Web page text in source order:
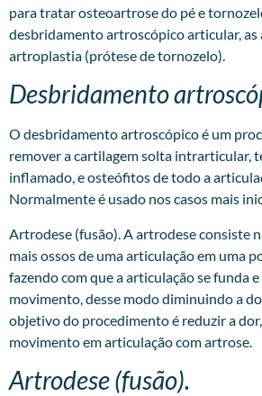
para tratar osteoartrose do pé e
desbridamento artroscópico articular, as
artroplastia (prótese de tornozelo).
Desbridamento
O desbridamento artroscópico é um
remover a cartilagem solta intrarticular,
inflamado, e osteófitos de todo a
Normalmente é usado nos casos mais
Artrodese (fusão). A artrodese consiste
mais ossos de uma articulação em uma
fazendo com que a articulação se funda
movimento, desse modo diminuindo a
objetivo do procedimento é reduzir a
movimento em articulação com artrose.
Artrodese (fusão).